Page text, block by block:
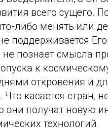
всего сущего.
либо менять или
поддерживается
не познает смысла
к
откровения и
касается стран,
они получат новую
технологий.